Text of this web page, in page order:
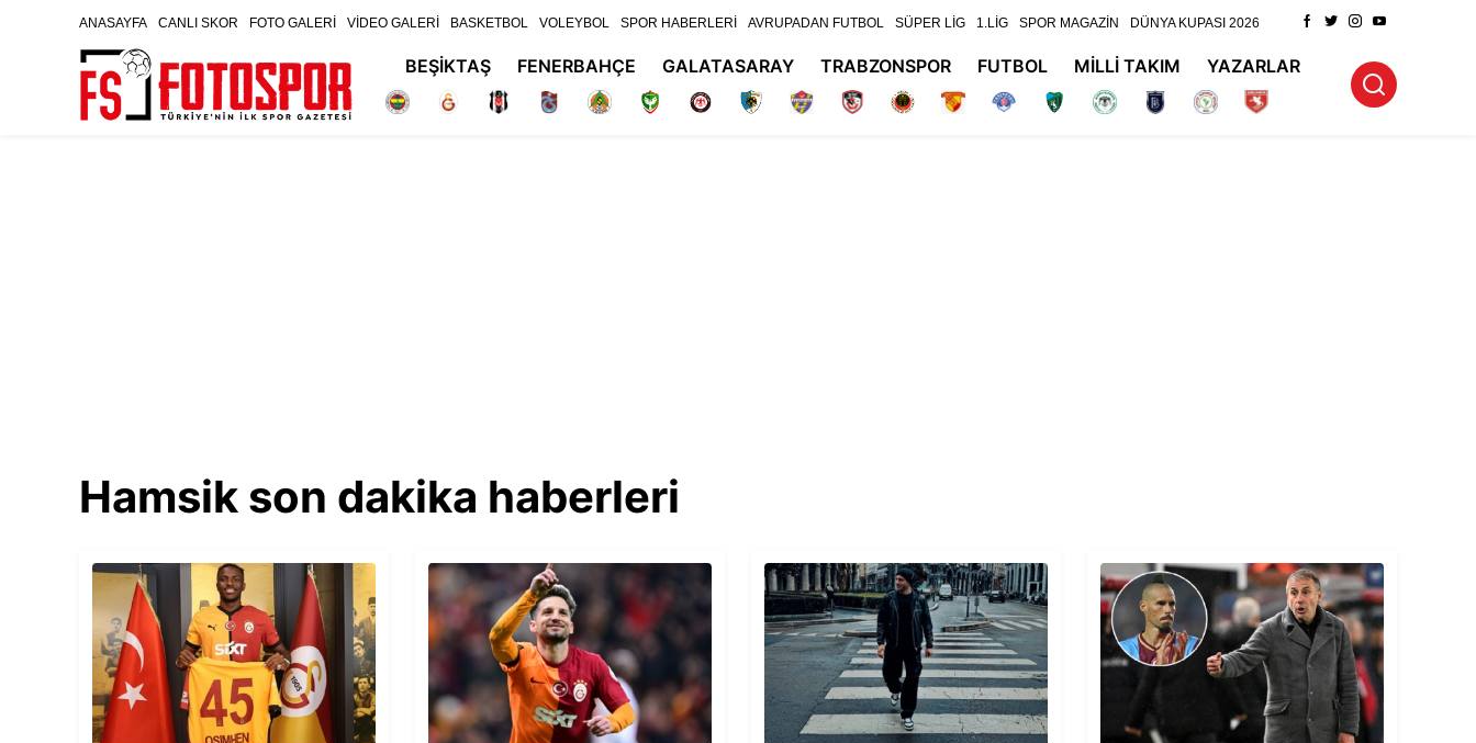
ANASAYFA CANLI SKOR FOTO GALERİ VİDEO GALERİ BASKETBOL VOLEYBOL SPOR HABERLERİ AVRUPADAN FUTBOL SÜPER LİG 1.LİG SPOR MAGAZİN DÜNYA KUPASI 2026
BEŞİKTAŞ FENERBAHÇE GALATASARAY TRABZONSPOR FUTBOL MİLLİ TAKIM YAZARLAR
Hamsik son dakika haberleri